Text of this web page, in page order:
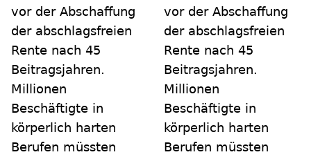
vor der Abschaffung
der abschlagsfreien
Rente nach 45
Beitragsjahren.
Millionen
Beschäftigte in
körperlich harten
Berufen müssten
vor der Abschaffung
der abschlagsfreien
Rente nach 45
Beitragsjahren.
Millionen
Beschäftigte in
körperlich harten
Berufen müssten